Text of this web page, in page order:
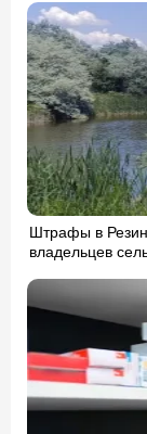
Штрафы в
владельцев